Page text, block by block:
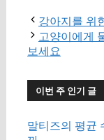
강아지를 위
고양이에게
보세요
이번 주 인기 글
말티즈의 평균